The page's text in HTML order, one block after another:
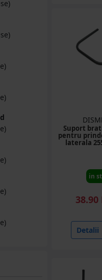
Suport
pentru
laterala
in
38.90
Detalii